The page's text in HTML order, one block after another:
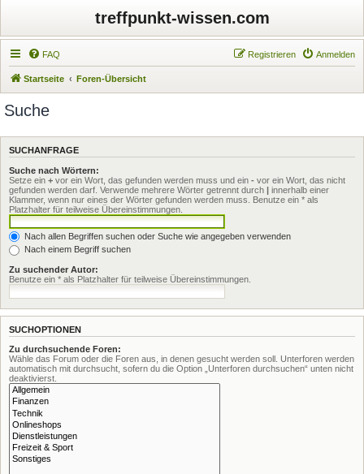
treffpunkt-wissen.com
FAQ Anmelden
Registrieren
Startseite Foren-Übersicht
Suche
SUCHANFRAGE
Suche nach Wörtern:
Setze ein + vor ein Wort, das gefunden werden muss und ein - vor ein Wort, das nicht
gefunden werden darf. Verwende mehrere Wörter getrennt durch | innerhalb einer
Klammer, wenn nur eines der Wörter gefunden werden muss. Benutze ein * als
Platzhalter für teilweise Übereinstimmungen.
Nach allen Begriffen suchen oder Suche wie angegeben verwenden
Nach einem Begriff suchen
Zu suchender Autor:
Benutze ein * als Platzhalter für teilweise Übereinstimmungen.
SUCHOPTIONEN
Zu durchsuchende Foren:
Wähle das Forum oder die Foren aus, in denen gesucht werden soll. Unterforen werden
automatisch mit durchsucht, sofern du die Option „Unterforen durchsuchen“ unten nicht
deaktivierst.